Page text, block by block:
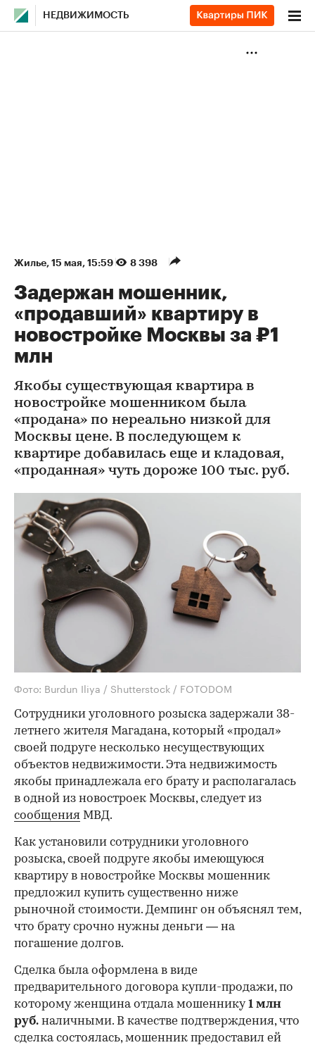
НЕДВИЖИМОСТЬ
Жилье⁠, 15 мая, 15:59 8 398
Задержан мошенник,
«продавший» квартиру в
новостройке Москвы за ₽1
млн
Якобы существующая квартира в
новостройке мошенником была
«продана» по нереально низкой для
Москвы цене. В последующем к
квартире добавилась еще и кладовая,
«проданная» чуть дороже 100 тыс. руб.
Фото: Burdun Iliya / Shutterstock / FOTODOM
Сотрудники уголовного розыска задержали 38-
летнего жителя Магадана, который «продал»
своей подруге несколько несуществующих
объектов недвижимости. Эта недвижимость
якобы принадлежала его брату и располагалась
в одной из новостроек Москвы, следует из
сообщения МВД.
Как установили сотрудники уголовного
розыска, своей подруге якобы имеющуюся
квартиру в новостройке Москвы мошенник
предложил купить существенно ниже
рыночной стоимости. Демпинг он объяснял тем,
что брату срочно нужны деньги — на
погашение долгов.
Сделка была оформлена в виде
предварительного договора купли-продажи, по
которому женщина отдала мошеннику1 млн
руб. наличными. В качестве подтверждения, что
сделка состоялась, мошенник предоставил ей